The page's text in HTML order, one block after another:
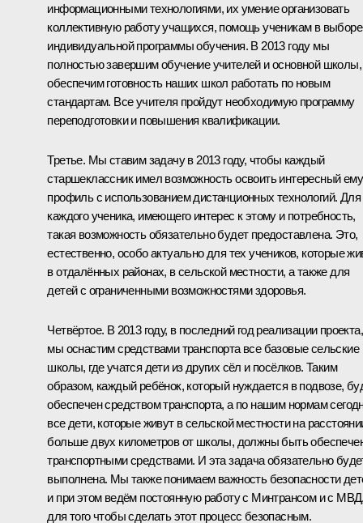
информационными технологиями, их умение организовать
коллективную работу учащихся, помощь ученикам в выборе
индивидуальной программы обучения. В 2013 году мы
полностью завершим обучение учителей и основной школы,
обеспечим готовность наших школ работать по новым
стандартам. Все учителя пройдут необходимую программу
переподготовки и повышения квалификации.
Третье. Мы ставим задачу в 2013 году, чтобы каждый
старшеклассник имел возможность освоить интересный ему
профиль с использованием дистанционных технологий. Для
каждого ученика, имеющего интерес к этому и потребность,
такая возможность обязательно будет предоставлена. Это,
естественно, особо актуально для тех учеников, которые
в отдалённых районах, в сельской местности, а также для
детей с ограниченными возможностями здоровья.
Четвёртое. В 2013 году, в последний год реализации проекта,
мы оснастим средствами транспорта все базовые сельские
школы, где учатся дети из других сёл и посёлков. Таким
образом, каждый ребёнок, который нуждается в подвозе,
обеспечен средством транспорта, а по нашим нормам
все дети, которые живут в сельской местности на
больше двух километров от школы, должны быть
транспортными средствами. И эта задача обязательно
выполнена. Мы также понимаем важность безопасности
и при этом ведём постоянную работу с Минтрансом и с
для того чтобы сделать этот процесс безопасным.